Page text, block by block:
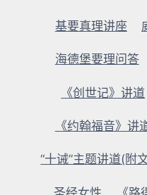
基要真理讲座
海德堡要理问答
《创世记》讲道
《约翰福音》讲
“十诫”主题讲道(附